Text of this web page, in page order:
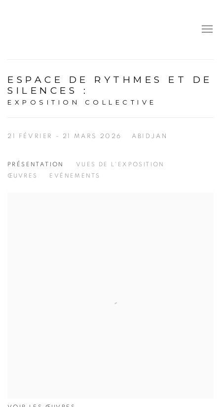
ESPACE DE RYTHMES ET DE
SILENCES :
EXPOSITION COLLECTIVE
21 FÉVRIER - 21 MARS 2026 ABIDJAN
PRÉSENTATION
VUES DE L'EXPOSITION
ŒUVRES
EVÉNEMENTS